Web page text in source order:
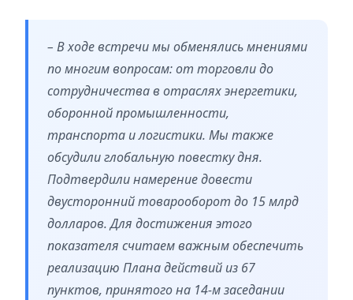
– В ходе встречи мы обменялись мнениями
по многим вопросам: от торговли до
сотрудничества в отраслях энергетики,
оборонной промышленности,
транспорта и логистики. Мы также
обсудили глобальную повестку дня.
Подтвердили намерение довести
двусторонний товарооборот до 15 млрд
долларов. Для достижения этого
показателя считаем важным обеспечить
реализацию Плана действий из 67
пунктов, принятого на 14-м заседании